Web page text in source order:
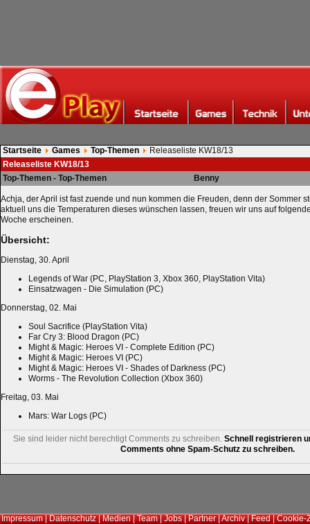
Startseite Games Top-Themen
Releaseliste KW18/13
Releaseliste KW18/13
Top-Themen - Top-Themen
Benny
Achja, der April ist fast zuende und nun kommen die Freuden, denn der Sommer
aktuell uns die Temperaturen dieses wünschen lassen, freuen wir uns auf
Woche erscheinen.
Übersicht:
Dienstag, 30. April
Legends of War (PC, PlayStation 3, Xbox 360, PlayStation Vita)
Einsatzwagen - Die Simulation (PC)
Donnerstag, 02. Mai
Soul Sacrifice (PlayStation Vita)
Far Cry 3: Blood Dragon (PC)
Might & Magic: Heroes VI - Complete Edition (PC)
Might & Magic: Heroes VI (PC)
Might & Magic: Heroes VI - Shades of Darkness (PC)
Worms - The Revolution Collection (Xbox 360)
Freitag, 03. Mai
Mars: War Logs (PC)
Sie sind leider nicht berechtigt Comments zu schreiben. Schnell registrieren
Comments ohne Spam-Schutz zu schreiben.
Impressum|Datenschutz|Medien|Team|Jobs|Partner|Archiv|Feed|Cookie-